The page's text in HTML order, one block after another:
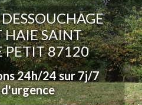
HAIE SAINT
PETIT 87120
24h/24 sur 7j/7
d'urgence